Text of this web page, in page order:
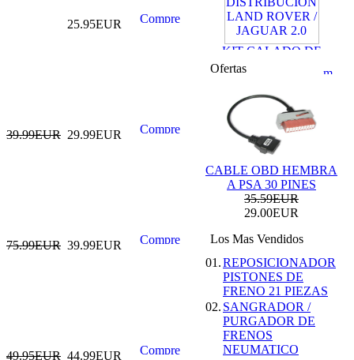
25.95EUR
39.99EUR 29.99EUR
75.99EUR 39.99EUR
49.95EUR 44.99EUR
KIT CALADO DE
DISTRIBUCION
LAND ROVER /
69.99EUR
59.99EUR
---------
KIT DE CALADO
FORD MOTORES
2.0L ECOBOOST
69.99EUR
---------
Ofertas
CABLE OBD HEMBRA
A PSA 30 PINES
35.59EUR
29.00EUR
Los Mas Vendidos
01.REPOSICIONADOR
PISTONES DE
FRENO 21 PIEZAS
02. SANGRADOR /
PURGADOR DE
FRENOS
NEUMATICO